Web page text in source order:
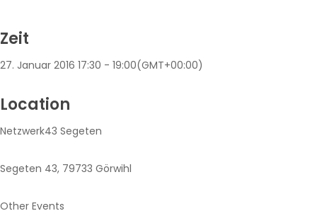
Zeit
27. Januar 2016 17:30 - 19:00(GMT+00:00)
Location
Netzwerk43 Segeten
Segeten 43, 79733 Görwihl
Other Events